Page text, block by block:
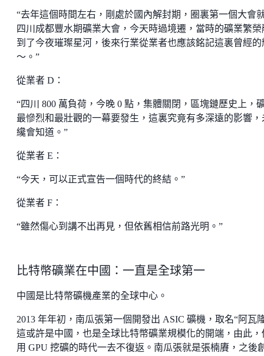
“去年這個時間左右，剛處於國內解封期，圈裏第一個大會
四川成都豐水期礦業大會，今天時過境遷，當時的礦業繁榮
到了今夜璀璨星河，後來行業從業者也應該銘記這裏曾經的
～。”
從業者 D：
“四川 800 萬負荷，今晚 0 點，集體關閉，區塊鏈歷史上，
最慘烈和最壯觀的一幕要發生，這裏究竟有多深遠的影響，
纔會知道。”
從業者 E：
“今天，可以正式宣告一個時代的終結。”
從業者 F：
“雖然傷心到講不出再見，但依舊相信前路光明。”
比特幣礦業在中國：一直是全球第一
中國是比特幣礦機產業的全球中心。
2013 年年初，南瓜張第一個開發出 ASIC 礦機，取名“阿瓦
這或許是中國，也是全球比特幣礦業規模化的開端，由此，
用 GPU 挖礦的時代一去不復返。南瓜張就是張楠賡，之後